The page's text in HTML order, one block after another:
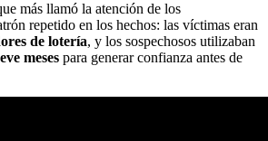
más llamó la atención de los
repetido en los hechos: las víctimas eran
de lotería, y los sospechosos utilizaban
meses para generar confianza antes de